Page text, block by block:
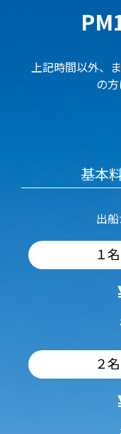
上記時間以外、
の
基本
出
１
２